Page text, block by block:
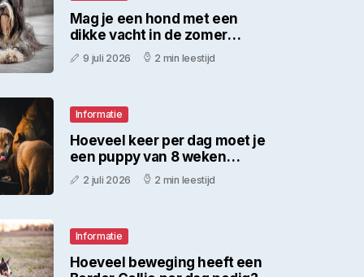
Mag je een hond met een
dikke vacht in de zomer
scheren om hem koeler te
houden?
9 juli 2026 2 min leestijd
Informatie
Hoeveel keer per dag moet je
een puppy van 8 weken
voeren?
2 juli 2026 2 min leestijd
Informatie
Hoeveel beweging heeft een